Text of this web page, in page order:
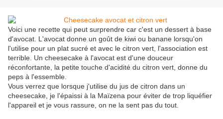
Voici une recette qui peut surprendre car c'est un dessert à base
d'avocat. L'avocat donne un goût de kiwi ou banane lorsqu'on
l'utilise pour un plat sucré et avec le citron vert, l'association est
terrible. Un cheesecake à l'avocat est d'une douceur
réconfortante, la petite touche d'acidité du citron vert, donne du
peps à l'essemble.
Vous verrez que lorsque j'utilise du jus de citron dans un
cheesecake, je l'épaissi à la Maïzena pour éviter de trop liquéfier
l'appareil et je vous rassure, on ne la sent pas du tout.